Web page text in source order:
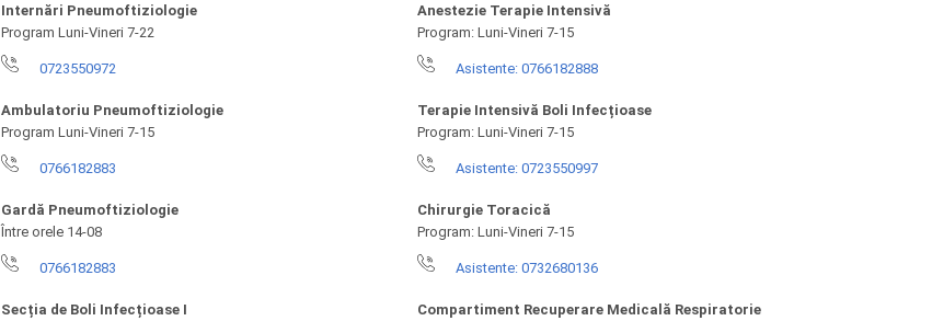
Internări Pneumoftiziologie
Program Luni-Vineri 7-22
0723550972
Ambulatoriu Pneumoftiziologie
Program Luni-Vineri 7-15
0766182883
Gardă Pneumoftiziologie
Între orele 14-08
0766182883
Secția de Boli Infecțioase I
Anestezie Terapie Intensivă
Program: Luni-Vineri 7-15
Asistente: 0766182888
Terapie Intensivă Boli Infecțioase
Program: Luni-Vineri 7-15
Asistente: 0723550997
Chirurgie Toracică
Program: Luni-Vineri 7-15
Asistente: 0732680136
Compartiment Recuperare Medicală Respiratorie